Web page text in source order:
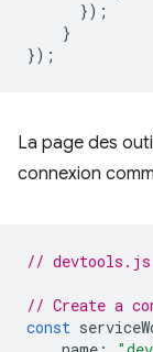
});
}
});
La page des
connexion
// devtools.js
// Create a
const